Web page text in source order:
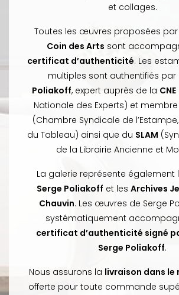
et collages.
Toutes les œuvres proposées
Coin des Arts sont
certificat d’authenticité. Les
multiples sont authentifiés par
Poliakoff, expert auprès de la CNE
Nationale des Experts) et
(Chambre Syndicale de
du Tableau) ainsi que du SLAM
de la Librairie Ancienne et
La galerie représente également
Serge Poliakoff et les Archives
Chauvin. Les œuvres de Serge
systématiquement
certificat d’authenticité signé
Serge Poliakoff.
Nous assurons la livraison dans le
offerte pour toute commande